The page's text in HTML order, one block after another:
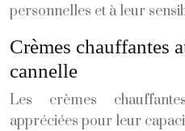
personnelles et à leur
Crèmes chauffantes
cannelle
Les crèmes
appréciées pour leur